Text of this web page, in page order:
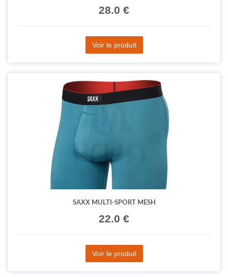
28.0 €
Voir le produit
SAXX MULTI-SPORT MESH
22.0 €
Voir le produit